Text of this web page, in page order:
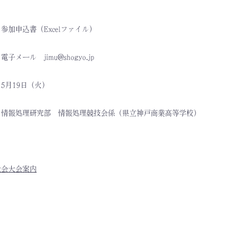
申込書（Excelファイル）
子メール jimu@shogyo.jp
19日（火）
理研究部 情報処理競技会係（県立神戸商業高等学校）
大会案内